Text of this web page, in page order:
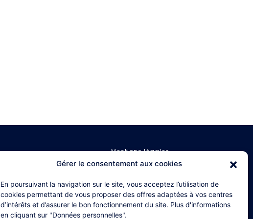
Gérer le consentement aux cookies
En poursuivant la navigation sur le site, vous acceptez l’utilisation de
cookies permettant de vous proposer des offres adaptées à vos centres
d’intérêts et d’assurer le bon fonctionnement du site. Plus d'informations
en cliquant sur "Données personnelles".
Mentions légales
Données personnelles